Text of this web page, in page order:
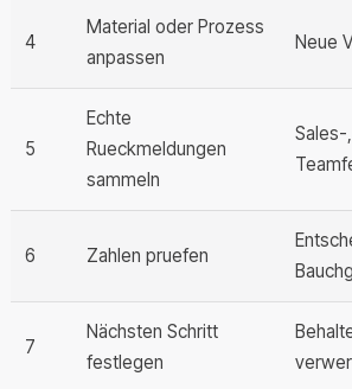
4
Material oder Prozess
anpassen
Neue
5
Echte
Rueckmeldungen
sammeln
Sales-
6 Zahlen pruefen
7
Nächsten Schritt
festlegen